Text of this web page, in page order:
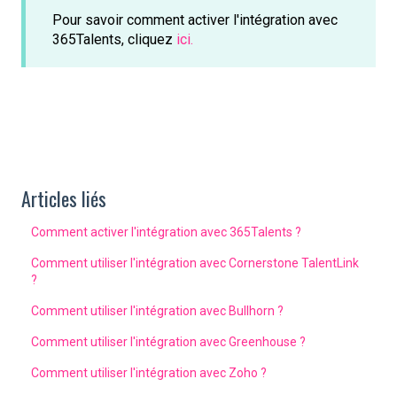
Pour savoir comment activer l'intégration avec
365Talents, cliquez ici.
Articles liés
Comment activer l'intégration avec 365Talents ?
Comment utiliser l'intégration avec Cornerstone TalentLink
?
Comment utiliser l'intégration avec Bullhorn ?
Comment utiliser l'intégration avec Greenhouse ?
Comment utiliser l'intégration avec Zoho ?